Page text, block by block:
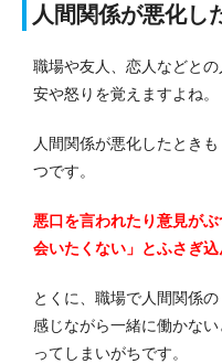
人間関係が悪化し
職場や友人、恋人などと
安や怒りを覚えますよね。
人間関係が悪化したとき
つです。
悪口を言われたり意見が
会いたくない」とふさぎ込
とくに、職場で人間関係
感じながら一緒に働かな
ってしまいがちです。